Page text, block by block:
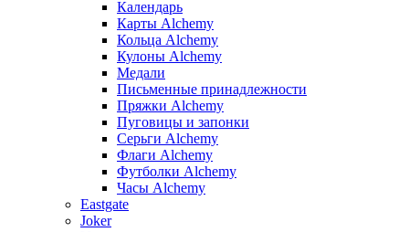
Календарь
Карты Alchemy
Кольца Alchemy
Кулоны Alchemy
Медали
Письменные принадлежности
Пряжки Alchemy
Пуговицы и запонки
Серьги Alchemy
Флаги Alchemy
Футболки Alchemy
Часы Alchemy
Eastgate
Joker